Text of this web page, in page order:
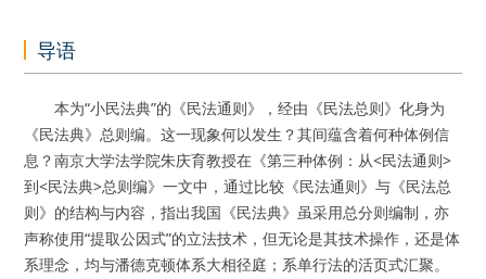
导语
本为“小民法典”的《民法通则》，经由《民法总则》化身为
《民法典》总则编。这一现象何以发生？其间蕴含着何种体例信
息？南京大学法学院朱庆育教授在《第三种体例：从<民法通则>
到<民法典>总则编》一文中，通过比较《民法通则》与《民法总
则》的结构与内容，指出我国《民法典》虽采用总分则编制，亦
声称使用“提取公因式”的立法技术，但无论是其技术操作，还是体
系理念，均与潘德克顿体系大相径庭；系单行法的活页式汇聚。